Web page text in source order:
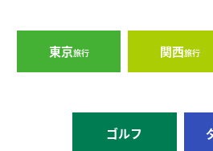
東京旅行 関西旅行
ゴルフ